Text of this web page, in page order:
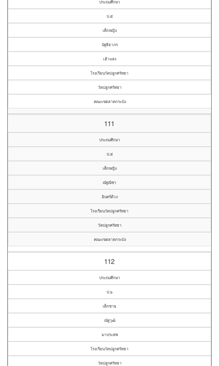
ประถมศึกษา
ป.๕
เด็กหญิง
นัฐธิยาภร
เฮ้าแสง
โรงเรียนวัดปลูกศรัทธา
วัดปลูกศรัทธา
คณะเขตลาดกระบัง
111
ประถมศึกษา
ป.๕
เด็กหญิง
ณัฐณิชา
อินทร์ด้วง
โรงเรียนวัดปลูกศรัทธา
วัดปลูกศรัทธา
คณะเขตลาดกระบัง
112
ประถมศึกษา
ป.๖
เด็กชาย
ณัฐวุฒิ
มาประสพ
โรงเรียนวัดปลูกศรัทธา
วัดปลูกศรัทธา